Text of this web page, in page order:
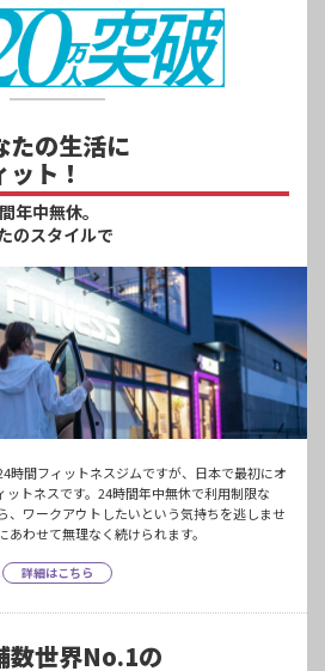
たの生活に
ット！
年中無休。
のスタイルで
時間フィットネスジムですが、日本で最初にオ
ットネスです。24時間年中無休で利用制限な
、ワークアウトしたいという気持ちを逃しませ
わせて無理なく続けられます。
詳細はこちら
数世界No.1の